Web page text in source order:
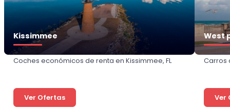
Kissimmee
Coches económicos de renta en Kissimmee, FL
Ver Ofertas
West
Carros
Ver